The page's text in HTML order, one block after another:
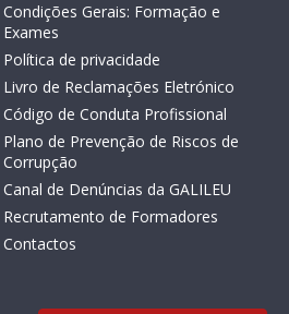
Condições Gerais: Formação e
Exames
Política de privacidade
Livro de Reclamações Eletrónico
Código de Conduta Profissional
Plano de Prevenção de Riscos de
Corrupção
Canal de Denúncias da GALILEU
Recrutamento de Formadores
Contactos